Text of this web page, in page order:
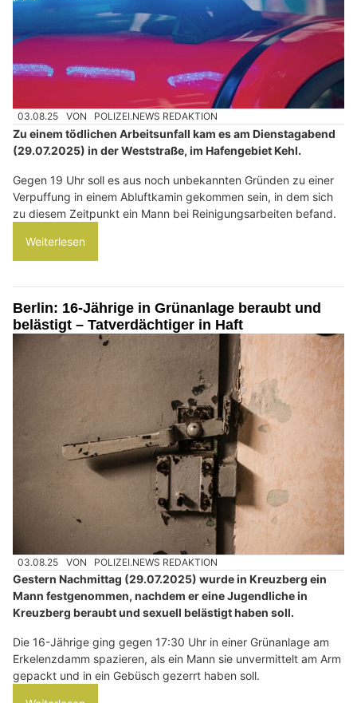
03.08.25 VON POLIZEI.NEWS REDAKTION
Zu einem tödlichen Arbeitsunfall kam es am Dienstagabend
(29.07.2025) in der Weststraße, im Hafengebiet Kehl.
Gegen 19 Uhr soll es aus noch unbekannten Gründen zu einer
Verpuffung in einem Abluftkamin gekommen sein, in dem sich
zu diesem Zeitpunkt ein Mann bei Reinigungsarbeiten befand.
Weiterlesen
Berlin: 16-Jährige in Grünanlage beraubt und
belästigt – Tatverdächtiger in Haft
03.08.25 VON POLIZEI.NEWS REDAKTION
Gestern Nachmittag (29.07.2025) wurde in Kreuzberg ein
Mann festgenommen, nachdem er eine Jugendliche in
Kreuzberg beraubt und sexuell belästigt haben soll.
Die 16-Jährige ging gegen 17:30 Uhr in einer Grünanlage am
Erkelenzdamm spazieren, als ein Mann sie unvermittelt am Arm
gepackt und in ein Gebüsch gezerrt haben soll.